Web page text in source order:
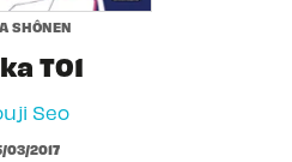
SHÔNEN
T01
Seo
03/2017